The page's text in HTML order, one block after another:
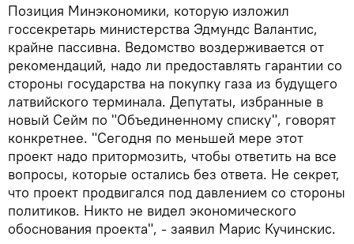
Позиция Минэкономики, которую изложил
госсекретарь министерства Эдмундс Валантис,
крайне пассивна. Ведомство воздерживается от
рекомендаций, надо ли предоставлять гарантии со
стороны государства на покупку газа из будущего
латвийского терминала. Депутаты, избранные в
новый Сейм по "Объединенному списку", говорят
конкретнее. "Сегодня по меньшей мере этот
проект надо притормозить, чтобы ответить на все
вопросы, которые остались без ответа. Не секрет,
что проект продвигался под давлением со стороны
политиков. Никто не видел экономического
обоснования проекта", - заявил Марис Кучинскис.